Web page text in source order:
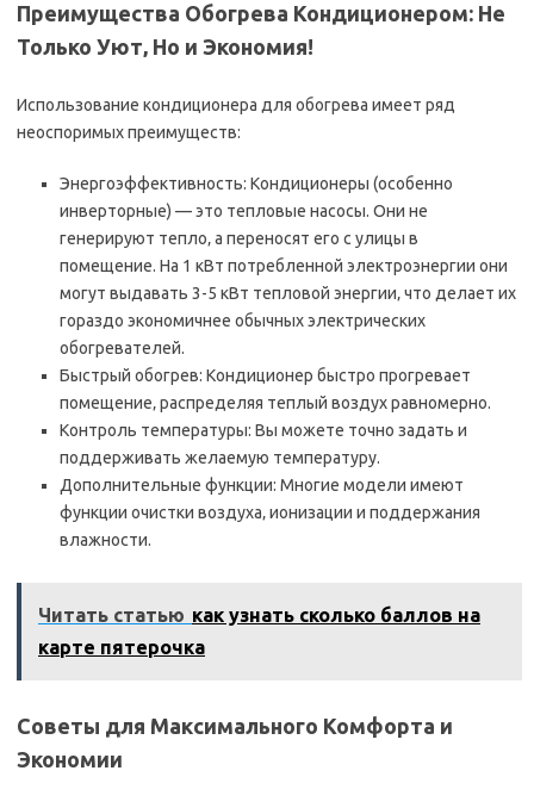
Преимущества Обогрева Кондиционером: Не
Только Уют‚ Но и Экономия!
Использование кондиционера для обогрева имеет ряд
неоспоримых преимуществ:
Энергоэффективность: Кондиционеры (особенно
инверторные) — это тепловые насосы. Они не
генерируют тепло‚ а переносят его с улицы в
помещение. На 1 кВт потребленной электроэнергии они
могут выдавать 3-5 кВт тепловой энергии‚ что делает их
гораздо экономичнее обычных электрических
обогревателей.
Быстрый обогрев: Кондиционер быстро прогревает
помещение‚ распределяя теплый воздух равномерно.
Контроль температуры: Вы можете точно задать и
поддерживать желаемую температуру.
Дополнительные функции: Многие модели имеют
функции очистки воздуха‚ ионизации и поддержания
влажности.
Читать статью как узнать сколько баллов на
карте пятерочка
Советы для Максимального Комфорта и
Экономии